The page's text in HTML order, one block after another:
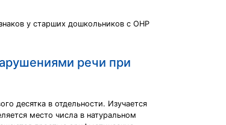
у старших дошкольников с ОНР
речи при
десятка в отдельности. Изучается
место числа в натуральном